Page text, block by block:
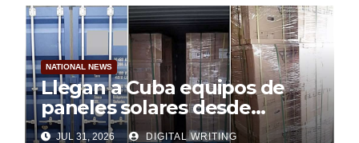
NATIONAL NEWS
Llegan a Cuba equipos de
paneles solares desde
Argentina
JUL 31, 2026 DIGITAL WRITING